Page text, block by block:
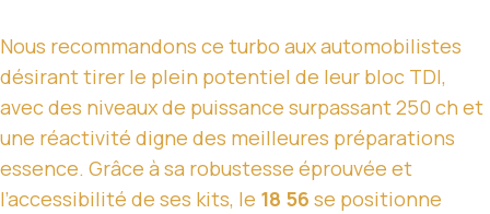
Nous recommandons ce turbo aux automobilistes
désirant tirer le plein potentiel de leur bloc TDI,
avec des niveaux de puissance surpassant 250 ch et
une réactivité digne des meilleures préparations
essence. Grâce à sa robustesse éprouvée et
l’accessibilité de ses kits, le 18 56 se positionne